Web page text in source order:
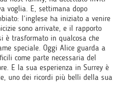
voglia. E, settimana dopo
l’inglese ha iniziato a venire
sono arrivate, e il rapporto
è trasformato in qualcosa che
speciale. Oggi Alice guarda a
come parte necessaria del
E la sua esperienza in Surrey è
uno dei ricordi più belli della sua